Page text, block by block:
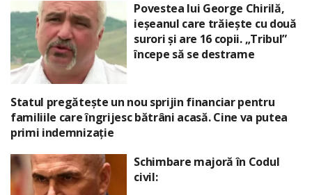
Povestea lui George Chirilă,
ieșeanul care trăiește cu două
surori și are 16 copii. „Tribul”
începe să se destrame
Statul pregătește un nou sprijin financiar pentru
familiile care îngrijesc bătrâni acasă. Cine va putea
primi indemnizație
Schimbare majoră în Codul
civil: